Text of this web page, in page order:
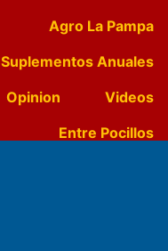
Agro La Pampa
Suplementos Anuales
Opinion
Videos
Entre Pocillos